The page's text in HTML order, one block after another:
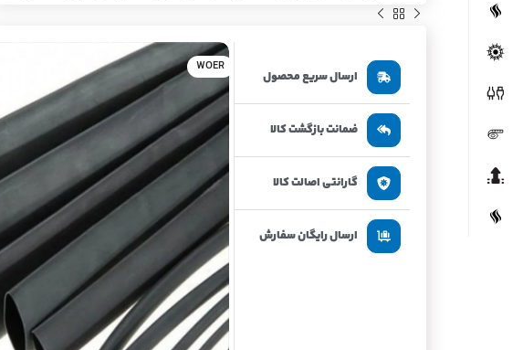
WOER
ارسال سریع محصول
ضمانت بازگشت کالا
گارانتی اصالت کالا
ارسال رایگان سفارش